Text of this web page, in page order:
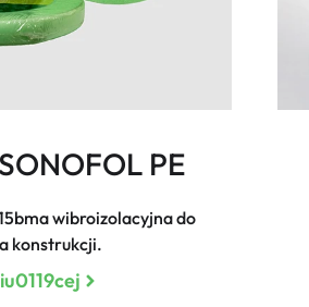
PE
wibroizolacyjna do
konstrukcji.